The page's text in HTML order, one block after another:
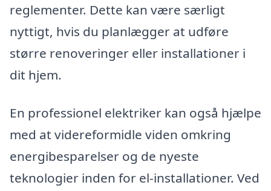
reglementer. Dette kan være særligt
nyttigt, hvis du planlægger at udføre
større renoveringer eller installationer i
dit hjem.
En professionel elektriker kan også hjælpe
med at videreformidle viden omkring
energibesparelser og de nyeste
teknologier inden for el-installationer. Ved